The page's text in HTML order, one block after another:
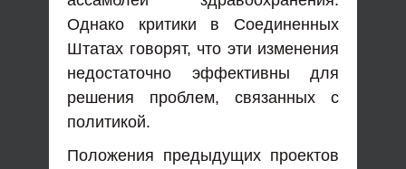
Однако критики в Соединенных
Штатах говорят, что эти изменения
недостаточно эффективны для
решения проблем, связанных с
политикой.
Положения предыдущих проектов